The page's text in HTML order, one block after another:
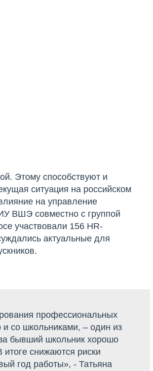
Этому способствуют и
ситуация на российском
на управление
ВШЭ совместно с группой
участвовали 156 HR-
актуальные для
профессиональных
и со школьниками, ‒ один из
бывший школьник хорошо
снижаются риски
год работы», - Татьяна